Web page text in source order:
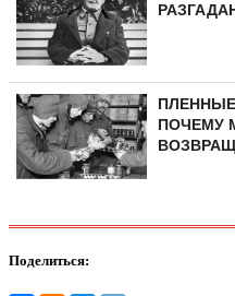
ПОЧЕМУ
Поделиться: